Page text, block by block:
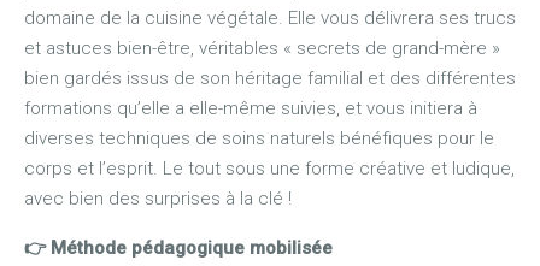
domaine de la cuisine végétale. Elle vous délivrera ses trucs
et astuces bien-être, véritables « secrets de grand-mère »
bien gardés issus de son héritage familial et des différentes
formations qu’elle a elle-même suivies, et vous initiera à
diverses techniques de soins naturels bénéfiques pour le
corps et l’esprit. Le tout sous une forme créative et ludique,
avec bien des surprises à la clé !
👉 Méthode pédagogique mobilisée